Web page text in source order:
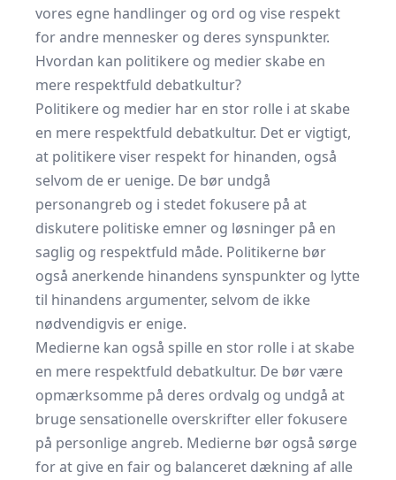
vores egne handlinger og ord og vise respekt
for andre mennesker og deres synspunkter.
Hvordan kan politikere og medier skabe en
mere respektfuld debatkultur?
Politikere og medier har en stor rolle i at skabe
en mere respektfuld debatkultur. Det er vigtigt,
at politikere viser respekt for hinanden, også
selvom de er uenige. De bør undgå
personangreb og i stedet fokusere på at
diskutere politiske emner og løsninger på en
saglig og respektfuld måde. Politikerne bør
også anerkende hinandens synspunkter og lytte
til hinandens argumenter, selvom de ikke
nødvendigvis er enige.
Medierne kan også spille en stor rolle i at skabe
en mere respektfuld debatkultur. De bør være
opmærksomme på deres ordvalg og undgå at
bruge sensationelle overskrifter eller fokusere
på personlige angreb. Medierne bør også sørge
for at give en fair og balanceret dækning af alle